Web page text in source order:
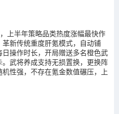
上半年策略品类热度涨幅最快作
新传统重度肝氪模式，自动铺
操作时长，开局赠送多名橙色武
武将养成支持无损置换，更换阵
性强，不存在氪金数值碾压，上